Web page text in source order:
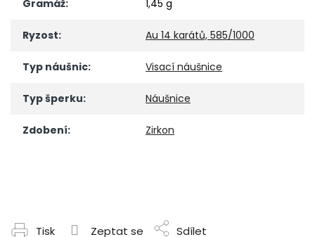
Gramáž: 1,45 g
Ryzost: Au 14 karátů, 585/1000
Typ náušnic: Visací náušnice
Typ šperku: Náušnice
Zdobení: Zirkon
Tisk Zeptat se Sdílet